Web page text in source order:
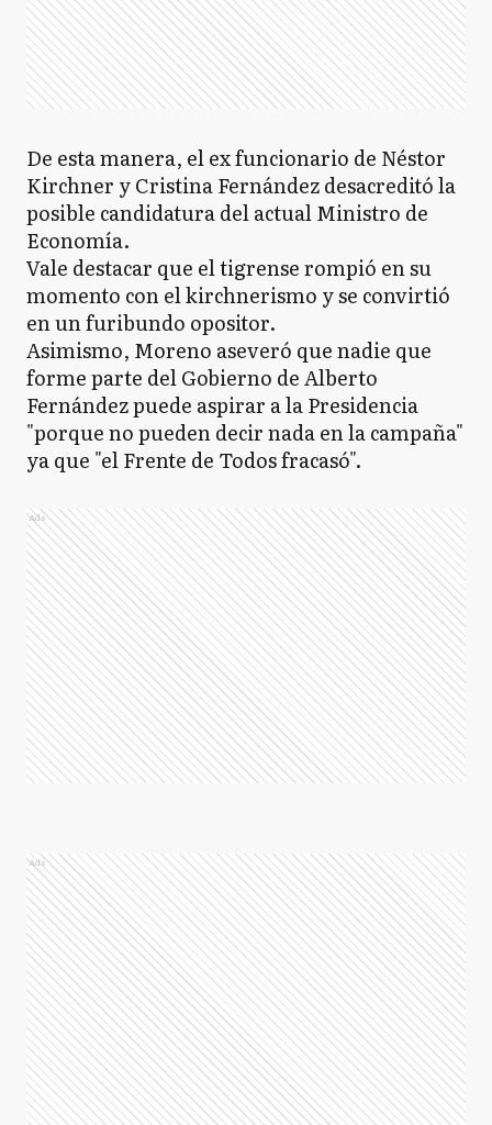
De esta manera, el ex funcionario de Néstor
Kirchner y Cristina Fernández desacreditó la
posible candidatura del actual Ministro de
Economía.
Vale destacar que el tigrense rompió en su
momento con el kirchnerismo y se convirtió
en un furibundo opositor.
Asimismo, Moreno aseveró que nadie que
forme parte del Gobierno de Alberto
Fernández puede aspirar a la Presidencia
"porque no pueden decir nada en la campaña"
ya que "el Frente de Todos fracasó".
Ads
Ads